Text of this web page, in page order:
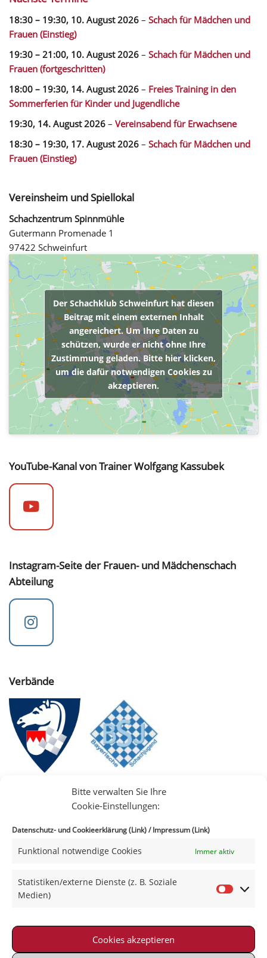
Bitte verwalten Sie Ihre
Cookie-Einstellungen:
Datenschutz- und Cookieerklärung (Link)/Impressum (Link)
Funktional notwendige Cookies Immer aktiv
Statistiken/externe Dienste (z. B. Soziale
Medien)
Cookies akzeptieren
18:30 – 19:30, 10. August 2026 – Schach für Mädchen und
Frauen (Einstieg)
19:30 – 21:00, 10. August 2026 – Schach für Mädchen und
Frauen (fortgeschritten)
18:00 – 19:30, 14. August 2026 – Freies Training in den
Sommerferien für Kinder und Jugendliche
19:30, 14. August 2026 – Vereinsabend für Erwachsene
18:30 – 19:30, 17. August 2026 – Schach für Mädchen und
Frauen (Einstieg)
Vereinsheim und Spiellokal
Schachzentrum Spinnmühle
Gutermann Promenade 1
97422 Schweinfurt
Der Schachklub Schweinfurt hat diesen
Beitrag mit einem externen Inhalt
angereichert. Um Ihre Daten zu
schützen, wurde er nicht ohne Ihre
Zustimmung geladen. Bitte hier klicken,
um die dafür notwendigen Cookies zu
akzeptieren.
YouTube-Kanal von Trainer Wolfgang Kassubek
Instagram-Seite der Frauen- und Mädchenschach
Abteilung
Verbände
|Datenschutz|Kontakt